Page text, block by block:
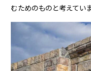
むためのものと考えてい